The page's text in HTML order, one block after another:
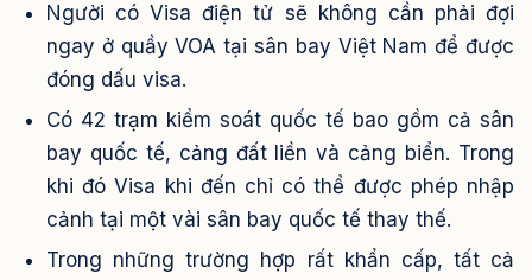
Người có Visa điện tử sẽ không cần phải đợi
ngay ở quầy VOA tại sân bay Việt Nam để được
đóng dấu visa.
Có 42 trạm kiểm soát quốc tế bao gồm cả sân
bay quốc tế, cảng đất liền và cảng biển. Trong
khi đó Visa khi đến chỉ có thể được phép nhập
cảnh tại một vài sân bay quốc tế thay thế.
Trong những trường hợp rất khẩn cấp, tất cả